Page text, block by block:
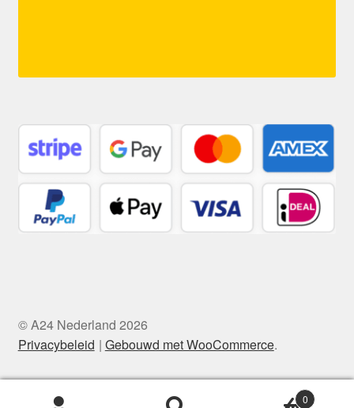
© A24 Nederland 2026
Privacybeleid
Gebouwd met WooCommerce.
0